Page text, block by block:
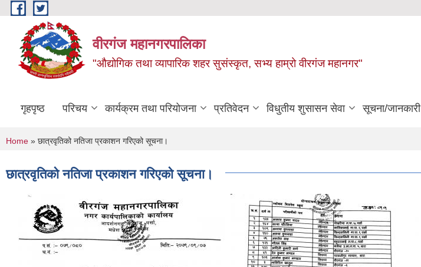
Skip to main content
वीरगंज महानगरपालिका
"औद्योगिक तथा व्यापारिक शहर सुसंस्कृत, सभ्य हाम्रो वीरगंज महानगर"
गृहपृष्ठ परिचय कार्यक्रम तथा परियोजना प्रतिवेदन विधुतीय शुसासन सेवा सूचना/जानकारी
You are here
Home » छात्रवृतिको नतिजा प्रकाशन गरिएको सूचना।
छात्रवृतिको नतिजा प्रकाशन गरिएको सूचना।